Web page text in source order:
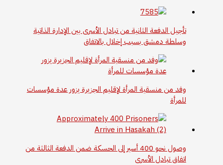
تأجيل الدفعة الثانية من تبادل الأسرى بين الإدارة الذاتية
وسلطة دمشق بسبب إخلال بالاتفاق
وفد من منسقية المرأة لإقليم الجزيرة يزور عدة مؤسسات
للمرأة
وصول نحو 400 أسير إلى الحسكة ضمن الدفعة الثالثة من
اتفاق تبادل الأسرى